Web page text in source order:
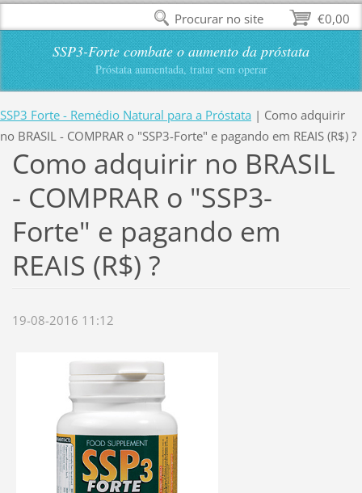
SSP3-Forte combate o aumento da próstata
Próstata aumentada, tratar sem operar
SSP3 Forte - Remédio Natural para a Próstata | Como adquirir
no BRASIL - COMPRAR o "SSP3-Forte" e pagando em REAIS (R$) ?
Como adquirir no BRASIL
- COMPRAR o "SSP3-
Forte" e pagando em
REAIS (R$) ?
19-08-2016 11:12
€0,00
Procurar no site